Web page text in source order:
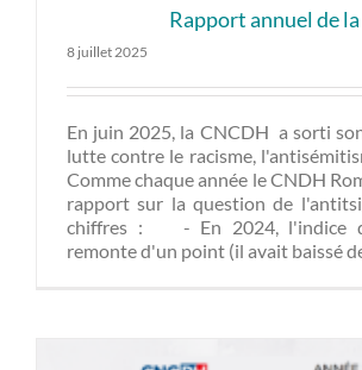
Rapport annuel de
8 juillet 2025
En juin 2025, la CNCDH a sorti
lutte contre le racisme,
Comme chaque année le CNDH
rapport sur la question de
chiffres : - En 2024, l'indice
remonte d'un point (il avait baissé